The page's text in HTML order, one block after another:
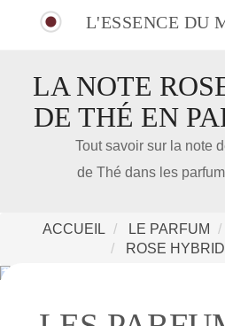
L'ESSENCE DU
LA NOTE
DE THÉ EN
Tout savoir sur la note
de Thé dans les
ACCUEIL LE PARFUM
ROSE
IDÉE